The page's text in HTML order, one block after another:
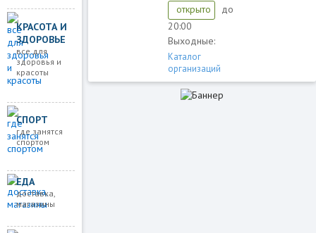
КРАСОТА И
ЗДОРОВЬЕ
все для
здоровья и
красоты
СПОРТ
где занятся
спортом
ЕДА
доставка,
магазины
открыто
до
20:00
Выходные:
Каталог
организаций